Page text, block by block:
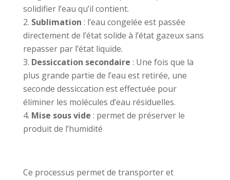
solidifier l’eau qu’il contient.
Sublimation : l’eau congelée est passée
directement de l’état solide à l’état gazeux sans
repasser par l’état liquide.
Dessiccation secondaire : Une fois que la
plus grande partie de l’eau est retirée, une
seconde dessiccation est effectuée pour
éliminer les molécules d’eau résiduelles.
Mise sous vide : permet de préserver le
produit de l’humidité
Ce processus permet de transporter et